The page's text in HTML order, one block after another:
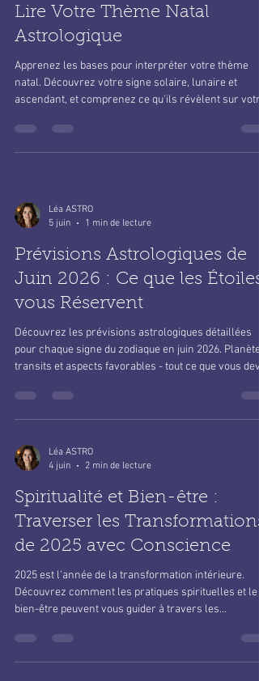
Lire Votre Thème Natal
Astrologique
Apprenez les bases pour interpréter votre thème
natal. Découvrez votre signe solaire, lunaire et
ascendant, et comprenez ce qu'ils révèlent sur votre
Léa ASTRO
5 juin
1 min de lecture
Prévisions Astrologiques de
Juin 2026 : Ce que les Étoiles
vous Réservent
Découvrez les prévisions astrologiques détaillées
pour chaque signe du zodiaque en juin 2026.
transits et aspects favorables - tout ce que vous
Léa ASTRO
4 juin
2 min de lecture
Spiritualité et Bien-être :
Traverser les Transformations
de 2025 avec Conscience
2025 est l'année de la transformation intérieure.
Découvrez comment les pratiques spirituelles et le
bien-être peuvent vous guider à travers les